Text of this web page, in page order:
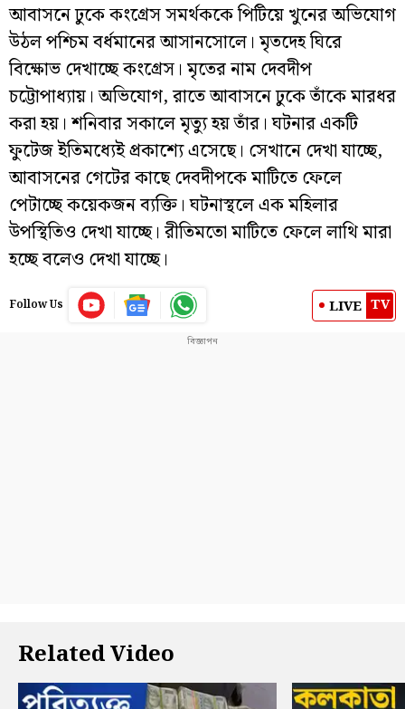
আবাসনে ঢুকে কংগ্রেস সমর্থককে পিটিয়ে খুনের অভিযোগ
উঠল পশ্চিম বর্ধমানের আসানসোলে। মৃতদেহ ঘিরে
বিক্ষোভ দেখাচ্ছে কংগ্রেস। মৃতের নাম দেবদীপ
চট্টোপাধ্যায়। অভিযোগ, রাতে আবাসনে ঢুকে তাঁকে মারধর
করা হয়। শনিবার সকালে মৃত্যু হয় তাঁর। ঘটনার একটি
ফুটেজ ইতিমধ্যেই প্রকাশ্যে এসেছে। সেখানে দেখা যাচ্ছে,
আবাসনের গেটের কাছে দেবদীপকে মাটিতে ফেলে
পেটাচ্ছে কয়েকজন ব্যক্তি। ঘটনাস্থলে এক মহিলার
উপস্থিতিও দেখা যাচ্ছে। রীতিমতো মাটিতে ফেলে লাথি মারা
হচ্ছে বলেও দেখা যাচ্ছে।
Follow Us LIVE TV
Related Video